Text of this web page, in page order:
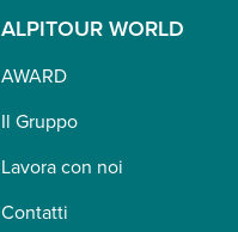
ALPITOUR WORLD
AWARD
Il Gruppo
Lavora con noi
Contatti